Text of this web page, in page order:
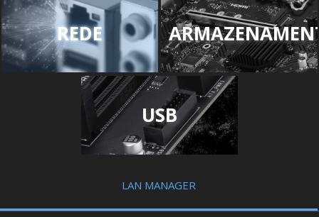
REDE
USB
LAN MANAGER